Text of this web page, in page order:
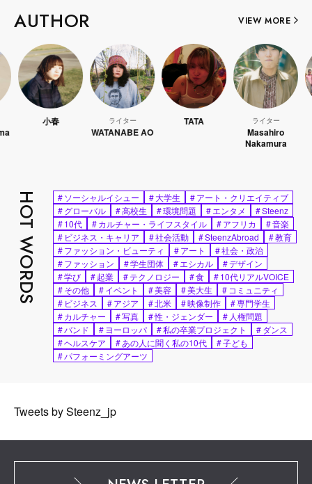
AUTHOR VIEW MORE
WATANABE AO
Masahiro
Nakamura
HOT WORDS #ソーシャルイシュー #大学生 #アート・クリエイティブ
#グローバル #高校生 #環境問題 #エンタメ #Steenz
#10代 #カルチャー・ライフスタイル #アフリカ #音楽
# ビジネス・キャリア #社会活動 #SteenzAbroad #教育
#ファッション・ビューティ #アート #社会・政治
#ファッション #学生団体 #エシカル #デザイン
#学び #起業 #テクノロジー #食 #10代リアルVOICE
#その他 #イベント #美容 #美大生 # コミュニティ
# ビジネス #アジア #北米 #映像制作 #専門学生
#カルチャー #写真 #性・ジェンダー # 人権問題
#バンド #ヨーロッパ #私の卒業プロジェクト #ダンス
#ヘルスケア #あの人に聞く私の10代 #子ども
#パフォーミングアーツ
Tweets by Steenz_jp